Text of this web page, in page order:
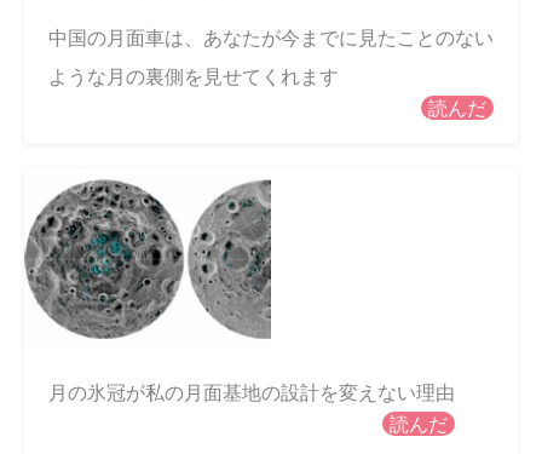
中国の月面車は、あなたが今までに見たことのない
ような月の裏側を見せてくれます
読んだ
月の氷冠が私の月面基地の設計を変えない理由
読んだ